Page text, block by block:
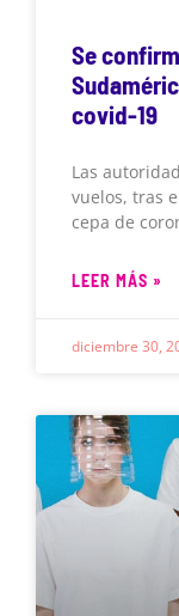
Se
covid-19
Las
vuelos, tras
cepa de
LEER MÁS »
diciembre 30,